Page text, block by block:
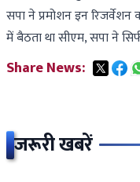
सपा ने प्रमोशन इन
में बैठता था सीएम, सपा ने
Share News:
जरूरी खबरें